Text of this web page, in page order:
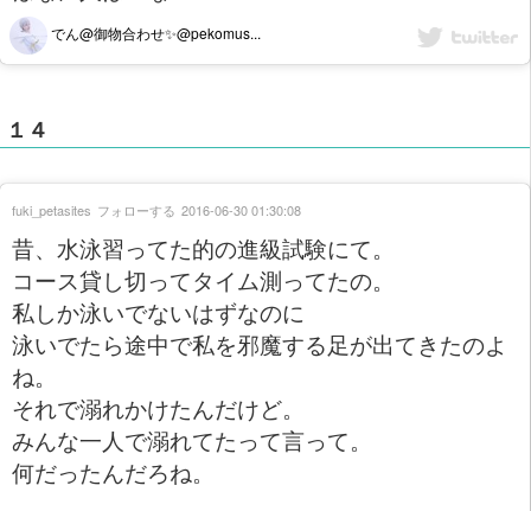
でん@御物合わせ✨@pekomus...
１４
昔、水泳習ってた的の進級試験にて。
コース貸し切ってタイム測ってたの。
私しか泳いでないはずなのに
泳いでたら途中で私を邪魔する足が出てきたのよ
ね。
それで溺れかけたんだけど。
みんな一人で溺れてたって言って。
何だったんだろね。
fuki_petasites フォローする 2016-06-30 01:30:08